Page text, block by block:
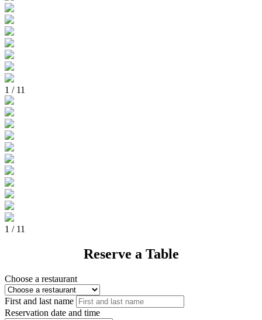
1 / 11
1 / 11
Reserve a Table
Choose a restaurant
First and last name
Reservation date and time